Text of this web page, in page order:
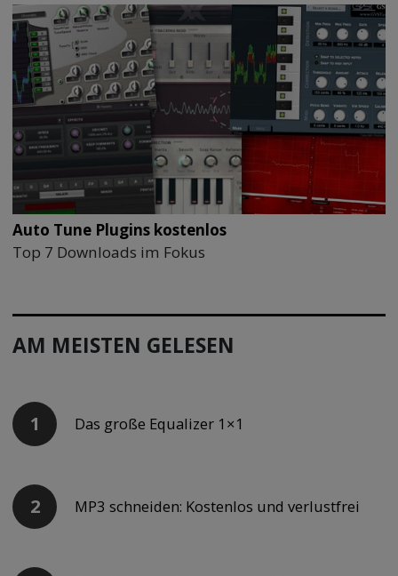
Auto Tune Plugins kostenlos
Top 7 Downloads im Fokus
AM MEISTEN GELESEN
Das große Equalizer 1×1
MP3 schneiden: Kostenlos und verlustfrei